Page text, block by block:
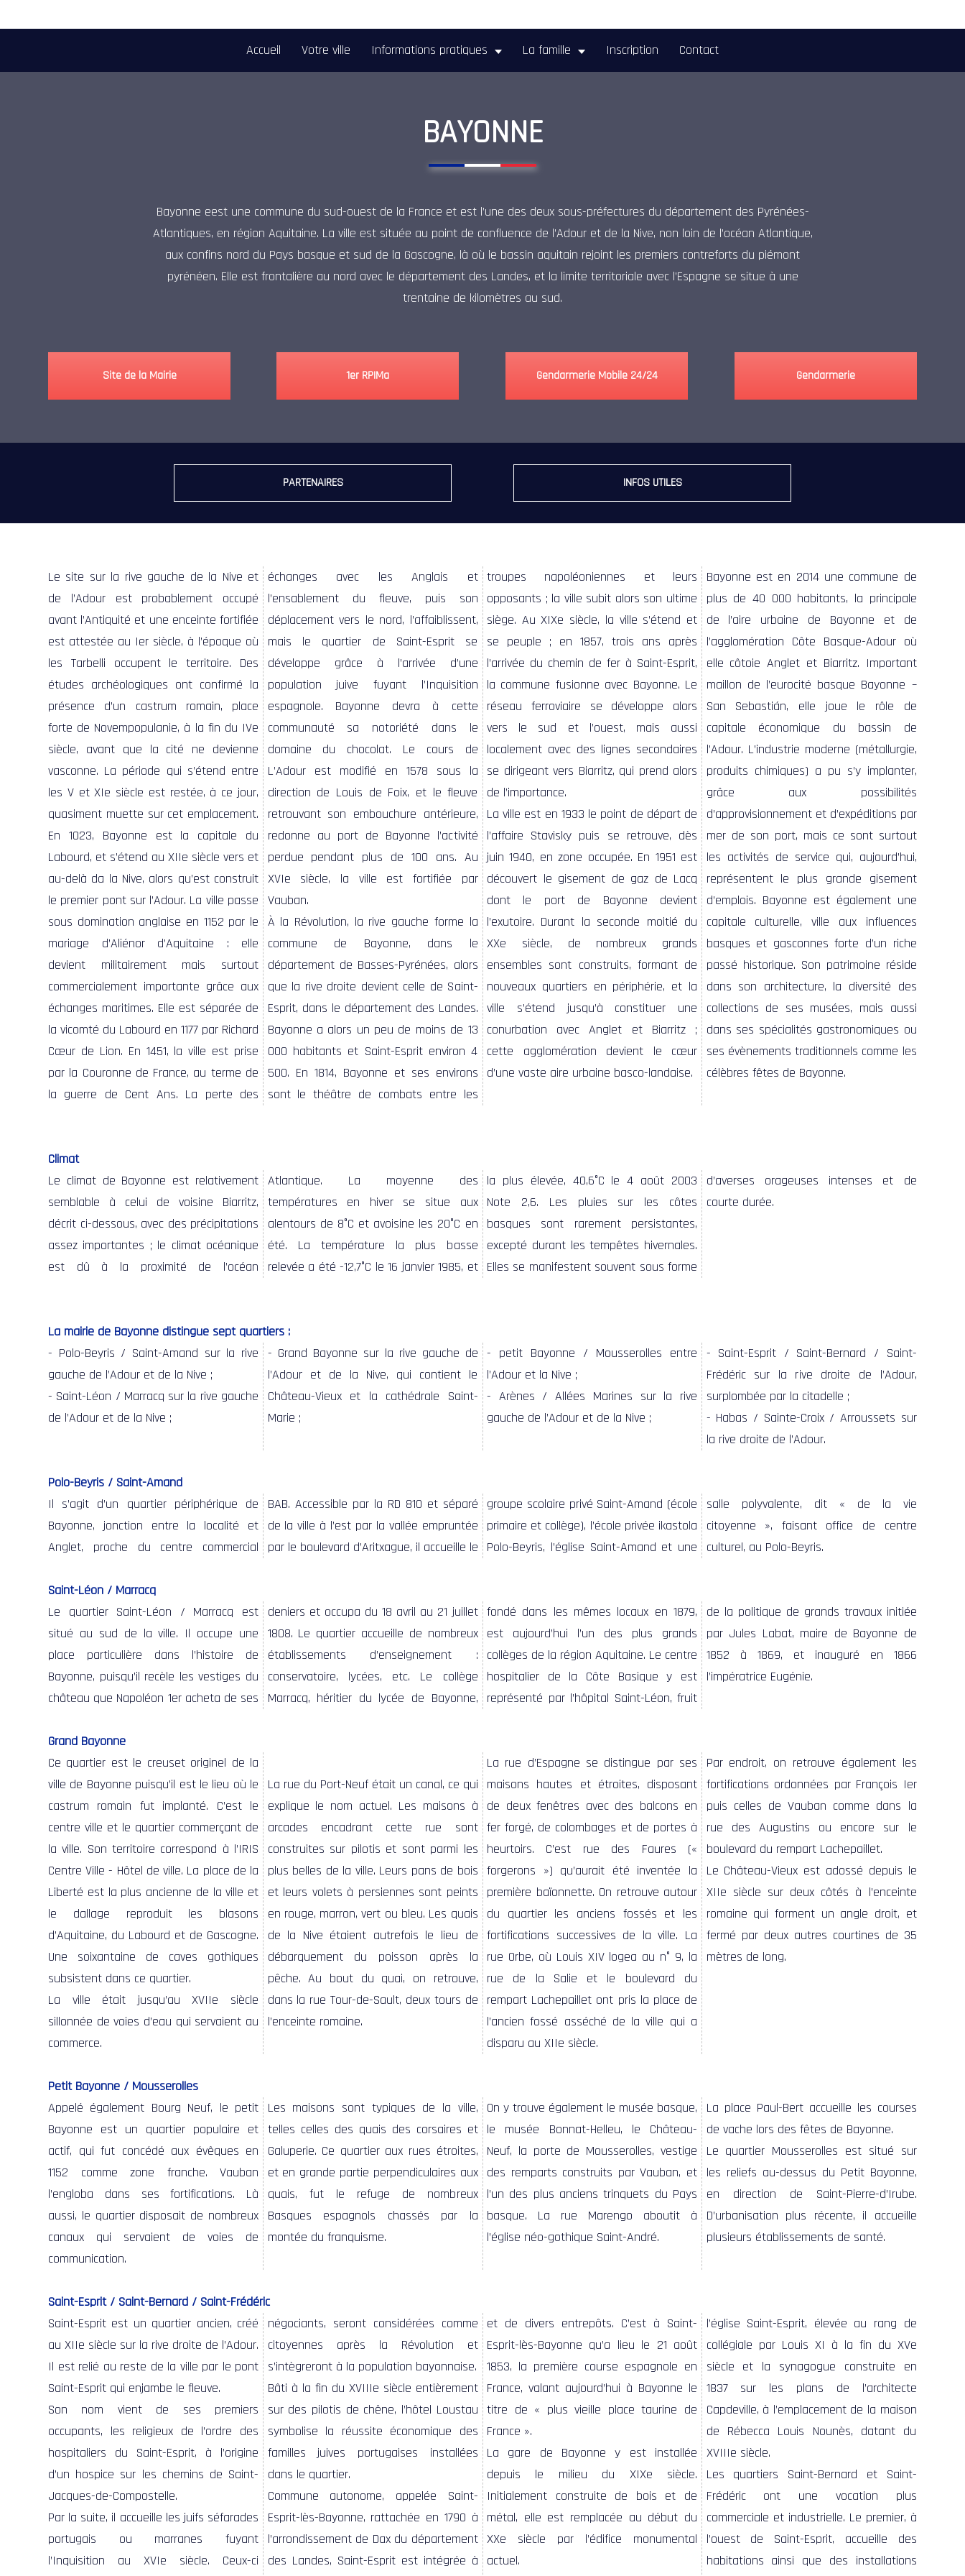
Accueil Votre ville Informations pratiques La famille Inscription Contact
BAYONNE
Bayonne eest une commune du sud-ouest de la France et est l’une des deux sous-préfectures du département des Pyrénées-
Atlantiques, en région Aquitaine. La ville est située au point de confluence de l’Adour et de la Nive, non loin de l’océan Atlantique,
aux confins nord du Pays basque et sud de la Gascogne, là où le bassin aquitain rejoint les premiers contreforts du piémont
pyrénéen. Elle est frontalière au nord avec le département des Landes, et la limite territoriale avec l’Espagne se situe à une
trentaine de kilomètres au sud.
Site de la Mairie 1er RPIMa Gendarmerie Mobile 24/24 Gendarmerie
PARTENAIRES INFOS UTILES
Le site sur la rive gauche de la Nive et
de l’Adour est probablement occupé
avant l’Antiquité et une enceinte fortifiée
est attestée au Ier siècle, à l’époque où
les Tarbelli occupent le territoire. Des
études archéologiques ont confirmé la
présence d’un castrum romain, place
forte de Novempopulanie, à la fin du IVe
siècle, avant que la cité ne devienne
vasconne. La période qui s’étend entre
les V et XIe siècle est restée, à ce jour,
quasiment muette sur cet emplacement.
En 1023, Bayonne est la capitale du
Labourd, et s’étend au XIIe siècle vers et
au-delà da la Nive, alors qu’est construit
le premier pont sur l’Adour. La ville passe
sous domination anglaise en 1152 par le
mariage d’Aliénor d’Aquitaine : elle
devient militairement mais surtout
commercialement importante grâce aux
échanges maritimes. Elle est séparée de
la vicomté du Labourd en 1177 par Richard
Cœur de Lion. En 1451, la ville est prise
par la Couronne de France, au terme de
la guerre de Cent Ans. La perte des
échanges avec les Anglais et
l’ensablement du fleuve, puis son
déplacement vers le nord, l’affaiblissent,
mais le quartier de Saint-Esprit se
développe grâce à l’arrivée d’une
population juive fuyant l’Inquisition
espagnole. Bayonne devra à cette
communauté sa notoriété dans le
domaine du chocolat. Le cours de
L’Adour est modifié en 1578 sous la
direction de Louis de Foix, et le fleuve
retrouvant son embouchure antérieure,
redonne au port de Bayonne l’activité
perdue pendant plus de 100 ans. Au
XVIe siècle, la ville est fortifiée par
Vauban.
À la Révolution, la rive gauche forme la
commune de Bayonne, dans le
département de Basses-Pyrénées, alors
que la rive droite devient celle de Saint-
Esprit, dans le département des Landes.
Bayonne a alors un peu de moins de 13
000 habitants et Saint-Esprit environ 4
500. En 1814, Bayonne et ses environs
sont le théâtre de combats entre les
troupes napoléoniennes et leurs
opposants ; la ville subit alors son ultime
siège. Au XIXe siècle, la ville s’étend et
se peuple ; en 1857, trois ans après
l’arrivée du chemin de fer à Saint-Esprit,
la commune fusionne avec Bayonne. Le
réseau ferroviaire se développe alors
vers le sud et l’ouest, mais aussi
localement avec des lignes secondaires
se dirigeant vers Biarritz, qui prend alors
de l’importance.
La ville est en 1933 le point de départ de
l’affaire Stavisky puis se retrouve, dès
juin 1940, en zone occupée. En 1951 est
découvert le gisement de gaz de Lacq
dont le port de Bayonne devient
l’exutoire. Durant la seconde moitié du
XXe siècle, de nombreux grands
ensembles sont construits, formant de
nouveaux quartiers en périphérie, et la
ville s’étend jusqu’à constituer une
conurbation avec Anglet et Biarritz ;
cette agglomération devient le cœur
d’une vaste aire urbaine basco-landaise.
Bayonne est en 2014 une commune de
plus de 40 000 habitants, la principale
de l’aire urbaine de Bayonne et de
l’agglomération Côte Basque-Adour où
elle côtoie Anglet et Biarritz. Important
maillon de l’eurocité basque Bayonne –
San Sebastián, elle joue le rôle de
capitale économique du bassin de
l’Adour. L’industrie moderne (métallurgie,
produits chimiques) a pu s’y implanter,
grâce aux possibilités
d’approvisionnement et d’expéditions par
mer de son port, mais ce sont surtout
les activités de service qui, aujourd’hui,
représentent le plus grande gisement
d’emplois. Bayonne est également une
capitale culturelle, ville aux influences
basques et gasconnes forte d’un riche
passé historique. Son patrimoine réside
dans son architecture, la diversité des
collections de ses musées, mais aussi
dans ses spécialités gastronomiques ou
ses évènements traditionnels comme les
célèbres fêtes de Bayonne.
Climat
Le climat de Bayonne est relativement
semblable à celui de voisine Biarritz,
décrit ci-dessous, avec des précipitations
assez importantes ; le climat océanique
est dû à la proximité de l’océan
Atlantique. La moyenne des
températures en hiver se situe aux
alentours de 8°C et avoisine les 20°C en
été. La température la plus basse
relevée a été -12,7°C le 16 janvier 1985, et
la plus élevée, 40,6°C le 4 août 2003
Note 2,6. Les pluies sur les côtes
basques sont rarement persistantes,
excepté durant les tempêtes hivernales.
Elles se manifestent souvent sous forme
d’averses orageuses intenses et de
courte durée.
La mairie de Bayonne distingue sept quartiers :
- Polo-Beyris / Saint-Amand sur la rive
gauche de l’Adour et de la Nive ;
- Saint-Léon / Marracq sur la rive gauche
de l’Adour et de la Nive ;
- Grand Bayonne sur la rive gauche de
l’Adour et de la Nive, qui contient le
Château-Vieux et la cathédrale Saint-
Marie ;
- petit Bayonne / Mousserolles entre
l’Adour et la Nive ;
- Arènes / Allées Marines sur la rive
gauche de l’Adour et de la Nive ;
- Saint-Esprit / Saint-Bernard / Saint-
Frédéric sur la rive droite de l’Adour,
surplombée par la citadelle ;
- Habas / Sainte-Croix / Arroussets sur
la rive droite de l’Adour.
Polo-Beyris / Saint-Amand
Il s’agit d’un quartier périphérique de
Bayonne, jonction entre la localité et
Anglet, proche du centre commercial
BAB. Accessible par la RD 810 et séparé
de la ville à l’est par la vallée empruntée
par le boulevard d’Aritxague, il accueille le
groupe scolaire privé Saint-Amand (école
primaire et collège), l’école privée ikastola
Polo-Beyris, l’église Saint-Amand et une
salle polyvalente, dit « de la vie
citoyenne », faisant office de centre
culturel, au Polo-Beyris.
Saint-Léon / Marracq
Le quartier Saint-Léon / Marracq est
situé au sud de la ville. Il occupe une
place particulière dans l’histoire de
Bayonne, puisqu’il recèle les vestiges du
château que Napoléon 1er acheta de ses
deniers et occupa du 18 avril au 21 juillet
1808. Le quartier accueille de nombreux
établissements d’enseignement :
conservatoire, lycées, etc. Le collège
Marracq, héritier du lycée de Bayonne,
fondé dans les mêmes locaux en 1879,
est aujourd’hui l’un des plus grands
collèges de la région Aquitaine. Le centre
hospitalier de la Côte Basique y est
représenté par l’hôpital Saint-Léon, fruit
de la politique de grands travaux initiée
par Jules Labat, maire de Bayonne de
1852 à 1869, et inauguré en 1866
l’impératrice Eugénie.
Grand Bayonne
Ce quartier est le creuset originel de la
ville de Bayonne puisqu’il est le lieu où le
castrum romain fut implanté. C’est le
centre ville et le quartier commerçant de
la ville. Son territoire correspond à l’IRIS
Centre Ville - Hôtel de ville. La place de la
Liberté est la plus ancienne de la ville et
le dallage reproduit les blasons
d’Aquitaine, du Labourd et de Gascogne.
Une soixantaine de caves gothiques
subsistent dans ce quartier.
La ville était jusqu’au XVIIe siècle
sillonnée de voies d’eau qui servaient au
commerce.
La rue du Port-Neuf était un canal, ce qui
explique le nom actuel. Les maisons à
arcades encadrant cette rue sont
construites sur pilotis et sont parmi les
plus belles de la ville. Leurs pans de bois
et leurs volets à persiennes sont peints
en rouge, marron, vert ou bleu. Les quais
de la Nive étaient autrefois le lieu de
débarquement du poisson après la
pêche. Au bout du quai, on retrouve,
dans la rue Tour-de-Sault, deux tours de
l’enceinte romaine.
La rue d’Espagne se distingue par ses
maisons hautes et étroites, disposant
de deux fenêtres avec des balcons en
fer forgé, de colombages et de portes à
heurtoirs. C’est rue des Faures («
forgerons ») qu’aurait été inventée la
première baïonnette. On retrouve autour
du quartier les anciens fossés et les
fortifications successives de la ville. La
rue Orbe, où Louis XIV logea au n° 9, la
rue de la Salie et le boulevard du
rempart Lachepaillet ont pris la place de
l’ancien fossé asséché de la ville qui a
disparu au XIIe siècle.
Par endroit, on retrouve également les
fortifications ordonnées par François Ier
puis celles de Vauban comme dans la
rue des Augustins ou encore sur le
boulevard du rempart Lachepaillet.
Le Château-Vieux est adossé depuis le
XIIe siècle sur deux côtés à l’enceinte
romaine qui forment un angle droit, et
fermé par deux autres courtines de 35
mètres de long.
Petit Bayonne / Mousserolles
Appelé également Bourg Neuf, le petit
Bayonne est un quartier populaire et
actif, qui fut concédé aux évêques en
1152 comme zone franche. Vauban
l’engloba dans ses fortifications. Là
aussi, le quartier disposait de nombreux
canaux qui servaient de voies de
communication.
Les maisons sont typiques de la ville,
telles celles des quais des corsaires et
Galuperie. Ce quartier aux rues étroites,
et en grande partie perpendiculaires aux
quais, fut le refuge de nombreux
Basques espagnols chassés par la
montée du franquisme.
On y trouve également le musée basque,
le musée Bonnat-Helleu, le Château-
Neuf, la porte de Mousserolles, vestige
des remparts construits par Vauban, et
l’un des plus anciens trinquets du Pays
basque. La rue Marengo aboutit à
l’église néo-gothique Saint-André.
La place Paul-Bert accueille les courses
de vache lors des fêtes de Bayonne.
Le quartier Mousserolles est situé sur
les reliefs au-dessus du Petit Bayonne,
en direction de Saint-Pierre-d’Irube.
D’urbanisation plus récente, il accueille
plusieurs établissements de santé.
Saint-Esprit / Saint-Bernard / Saint-Frédéric
Saint-Esprit est un quartier ancien, créé
au XIIe siècle sur la rive droite de l’Adour.
Il est relié au reste de la ville par le pont
Saint-Esprit qui enjambe le fleuve.
Son nom vient de ses premiers
occupants, les religieux de l’ordre des
hospitaliers du Saint-Esprit, à l’origine
d’un hospice sur les chemins de Saint-
Jacques-de-Compostelle.
Par la suite, il accueille les juifs séfarades
portugais ou marranes fuyant
l’Inquisition au XVIe siècle. Ceux-ci
négociants, seront considérées comme
citoyennes après la Révolution et
s’intègreront à la population bayonnaise.
Bâti à la fin du XVIIIe siècle entièrement
sur des pilotis de chêne, l’hôtel Loustau
symbolise la réussite économique des
familles juives portugaises installées
dans le quartier.
Commune autonome, appelée Saint-
Esprit-lès-Bayonne, rattachée en 1790 à
l’arrondissement de Dax du département
des Landes, Saint-Esprit est intégrée à
et de divers entrepôts. C’est à Saint-
Esprit-lès-Bayonne qu’a lieu le 21 août
1853, la première course espagnole en
France, valant aujourd’hui à Bayonne le
titre de « plus vieille place taurine de
France ».
La gare de Bayonne y est installée
depuis le milieu du XIXe siècle.
Initialement construite de bois et de
métal, elle est remplacée au début du
XXe siècle par l’édifice monumental
actuel.
l’église Saint-Esprit, élevée au rang de
collégiale par Louis XI à la fin du XVe
siècle et la synagogue construite en
1837 sur les plans de l’architecte
Capdeville, à l’emplacement de la maison
de Rébecca Louis Nounès, datant du
XVIIIe siècle.
Les quartiers Saint-Bernard et Saint-
Frédéric ont une vocation plus
commerciale et industrielle. Le premier, à
l’ouest de Saint-Esprit, accueille des
habitations ainsi que des installations